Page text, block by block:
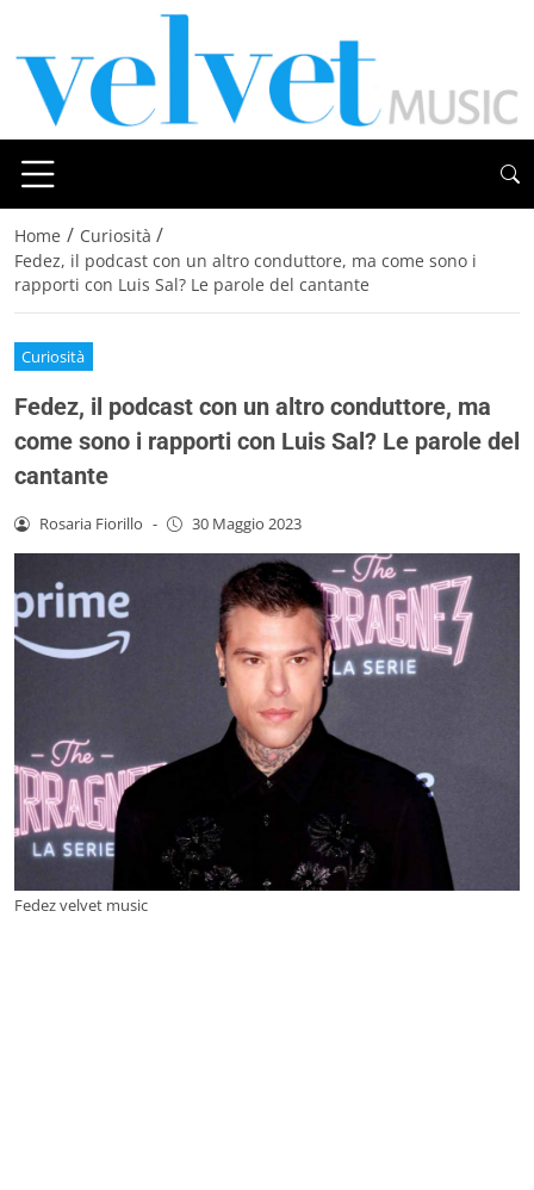
Home / Curiosità /
Fedez, il podcast con un altro conduttore, ma come sono i
rapporti con Luis Sal? Le parole del cantante
Curiosità
Fedez, il podcast con un altro conduttore, ma
come sono i rapporti con Luis Sal? Le parole del
cantante
Rosaria Fiorillo - 30 Maggio 2023
Fedez velvet music